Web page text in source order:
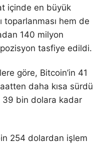
içinde en büyük
toparlanması hem de
140 milyon
tasfiye edildi.
göre, Bitcoin’in 41
daha kısa sürdü
bin dolara kadar
254 dolardan işlem